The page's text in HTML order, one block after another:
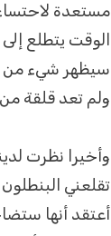
مستعدة
الوقت يتطلع
سيظهر شيء من
ولم تعد قلقة
وأخيرا نظرت
تقلعني
أعتقد أنها